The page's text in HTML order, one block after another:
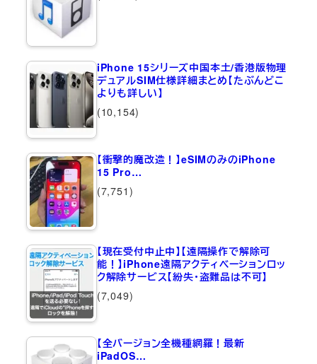
iPhone 15シリーズ中国本土/香港版物理
デュアルSIM仕様詳細まとめ【たぶんどこ
よりも詳しい】
(10,154)
【衝撃的魔改造！】eSIMのみのiPhone
15 Pro…
(7,751)
【現在受付中止中】【遠隔操作で解除可
能！】iPhone遠隔アクティベーションロッ
ク解除サービス【紛失・盗難品は不可】
(7,049)
【全バージョン全機種網羅！最新
iPadOS…